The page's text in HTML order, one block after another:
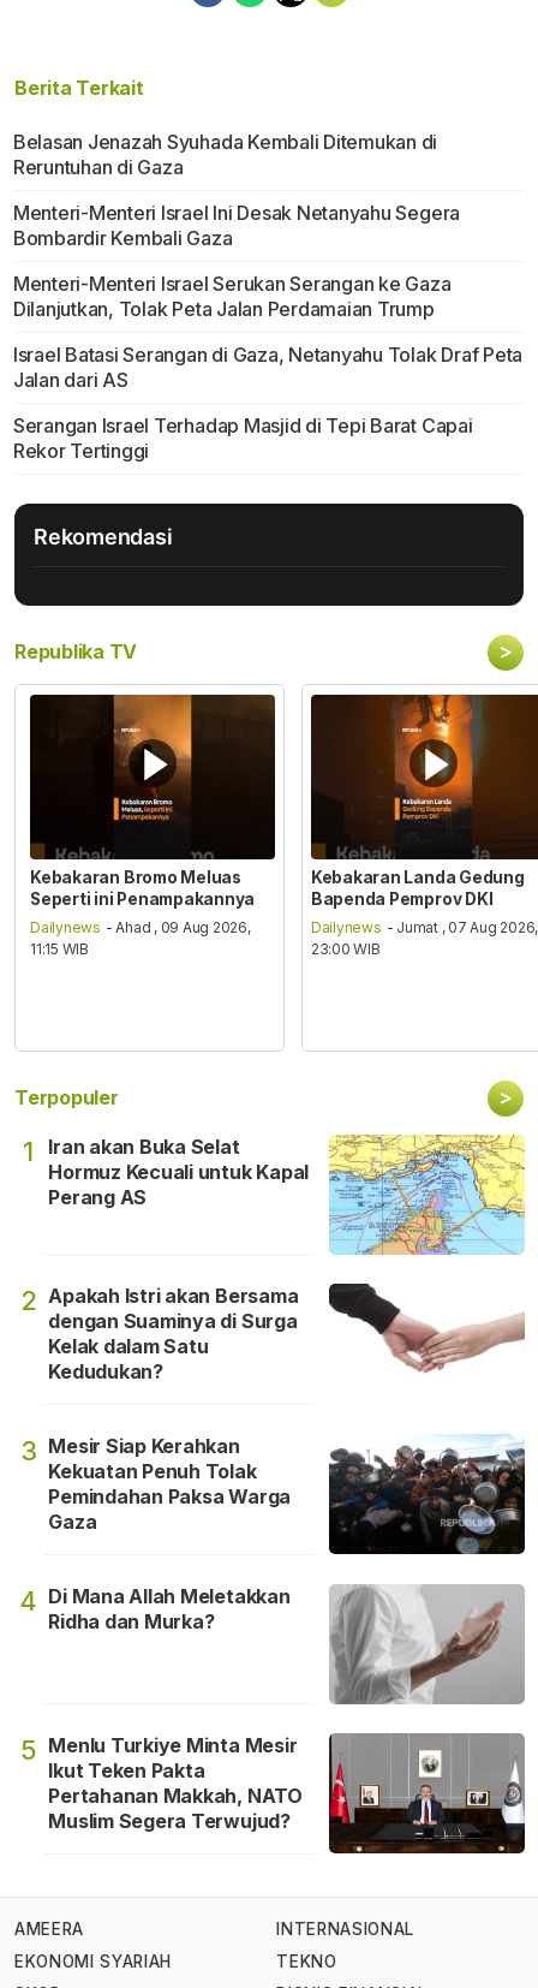
Berita Terkait
Belasan Jenazah Syuhada Kembali Ditemukan di
Reruntuhan di Gaza
Menteri-Menteri Israel Ini Desak Netanyahu Segera
Bombardir Kembali Gaza
Menteri-Menteri Israel Serukan Serangan ke Gaza
Dilanjutkan, Tolak Peta Jalan Perdamaian Trump
Israel Batasi Serangan di Gaza, Netanyahu Tolak Draf Peta
Jalan dari AS
Serangan Israel Terhadap Masjid di Tepi Barat Capai
Rekor Tertinggi
Rekomendasi
Republika TV >
Kebakaran Bromo Meluas
Seperti ini Penampakannya
Dailynews - Ahad , 09 Aug 2026,
11:15 WIB
Kebakaran Landa Gedung
Bapenda Pemprov DKI
Dailynews - Jumat , 07 Aug 2026,
23:00 WIB
Terpopuler >
1
Iran akan Buka Selat
Hormuz Kecuali untuk Kapal
Perang AS
2 Apakah Istri akan Bersama
dengan Suaminya di Surga
Kelak dalam Satu
Kedudukan?
3 Mesir Siap Kerahkan
Kekuatan Penuh Tolak
Pemindahan Paksa Warga
Gaza
4 Di Mana Allah Meletakkan
Ridha dan Murka?
5 Menlu Turkiye Minta Mesir
Ikut Teken Pakta
Pertahanan Makkah, NATO
Muslim Segera Terwujud?
AMEERA
EKONOMI SYARIAH
INTERNASIONAL
TEKNO